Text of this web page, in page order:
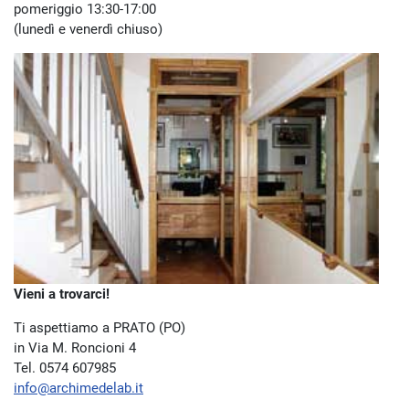
pomeriggio 13:30-17:00
(lunedì e venerdì chiuso)
Vieni a trovarci!
Ti aspettiamo a PRATO (PO)
in Via M. Roncioni 4
Tel. 0574 607985
info@archimedelab.it